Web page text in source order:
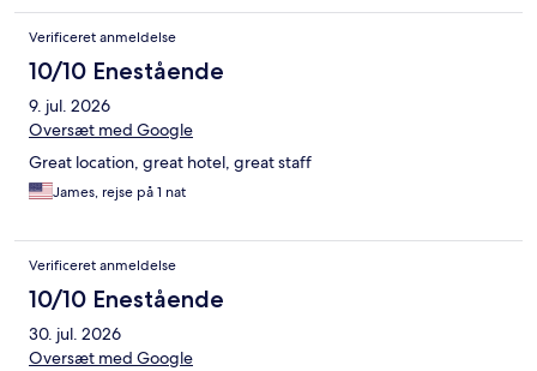
Verificeret anmeldelse
10/10 Enestående
9. jul. 2026
Oversæt med Google
Great location, great hotel, great staff
James, rejse på 1 nat
Verificeret anmeldelse
10/10 Enestående
30. jul. 2026
Oversæt med Google